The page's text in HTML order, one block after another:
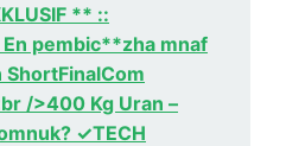
** ::
En pembic**zha mnaf
/>400 Kg Uran –
✓TECH